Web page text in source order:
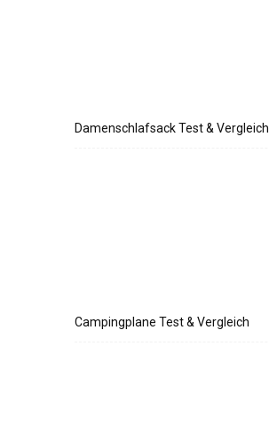
Damenschlafsack Test & Vergleich
Campingplane Test & Vergleich